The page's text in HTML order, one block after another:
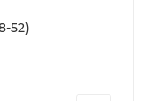
52)